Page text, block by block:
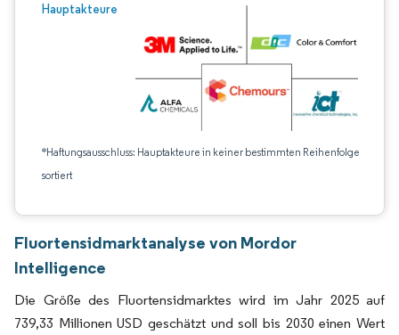
Hauptakteure
*Haftungsausschluss: Hauptakteure in keiner bestimmten Reihenfolge
sortiert
Fluortensidmarktanalyse von Mordor
Intelligence
Die Größe des Fluortensidmarktes wird im Jahr 2025 auf
739,33 Millionen USD geschätzt und soll bis 2030 einen Wert